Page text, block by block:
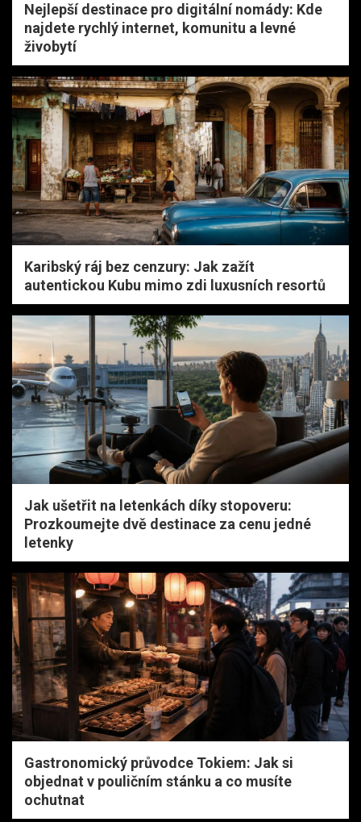
Nejlepší destinace pro digitální nomády: Kde
najdete rychlý internet, komunitu a levné
živobytí
Karibský ráj bez cenzury: Jak zažít
autentickou Kubu mimo zdi luxusních resortů
Jak ušetřit na letenkách díky stopoveru:
Prozkoumejte dvě destinace za cenu jedné
letenky
Gastronomický průvodce Tokiem: Jak si
objednat v pouličním stánku a co musíte
ochutnat